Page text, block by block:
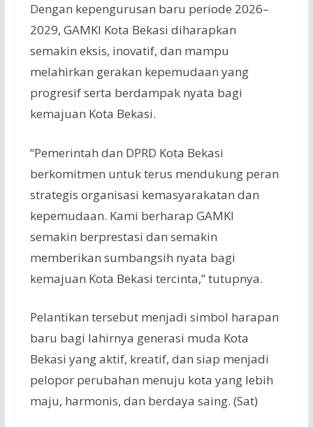
Dengan kepengurusan baru periode 2026–
2029, GAMKI Kota Bekasi diharapkan
semakin eksis, inovatif, dan mampu
melahirkan gerakan kepemudaan yang
progresif serta berdampak nyata bagi
kemajuan Kota Bekasi.
“Pemerintah dan DPRD Kota Bekasi
berkomitmen untuk terus mendukung peran
strategis organisasi kemasyarakatan dan
kepemudaan. Kami berharap GAMKI
semakin berprestasi dan semakin
memberikan sumbangsih nyata bagi
kemajuan Kota Bekasi tercinta,” tutupnya.
Pelantikan tersebut menjadi simbol harapan
baru bagi lahirnya generasi muda Kota
Bekasi yang aktif, kreatif, dan siap menjadi
pelopor perubahan menuju kota yang lebih
maju, harmonis, dan berdaya saing. (Sat)